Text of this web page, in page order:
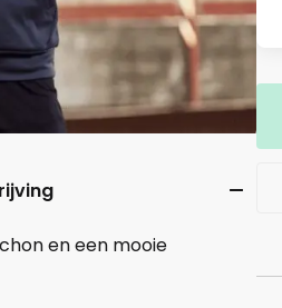
en een mooie